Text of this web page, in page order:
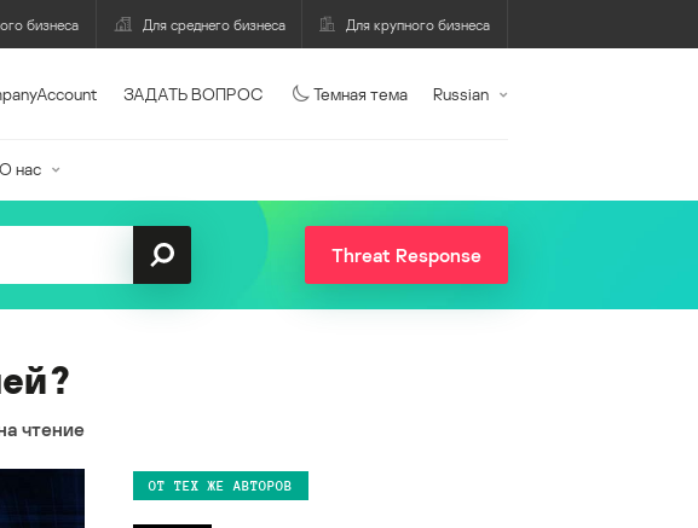
бизнеса Для среднего бизнеса Для крупного бизнеса
ЗАДАТЬ ВОПРОС Темная тема Russian
О нас
Threat Response
чтение
ОТ ТЕХ ЖЕ АВТОРОВ